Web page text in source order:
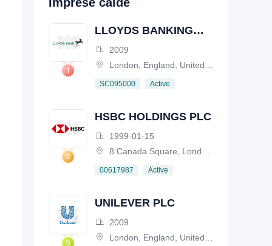
LLOYDS BANKING
GROUP PLC
2009
London, England, United Kingdom
SC095000 Active
HSBC HOLDINGS PLC
1999-01-15
8 Canada Square, London, E14 5HQ, United Kingdom
00617987 Active
UNILEVER PLC
2009
London, England, United Kingdom